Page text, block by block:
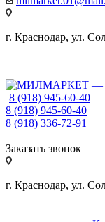
г. Краснодар, ул.
8 (918) 945-60-40
8 (918) 945-60-40
8 (918) 336-72-91
Заказать звонок
г. Краснодар, ул.